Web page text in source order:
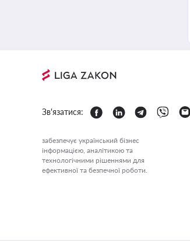
Зв'язатися:
забезпечує український бізнес
інформацією, аналітикою та
технологічними рішеннями для
ефективної та безпечної роботи.